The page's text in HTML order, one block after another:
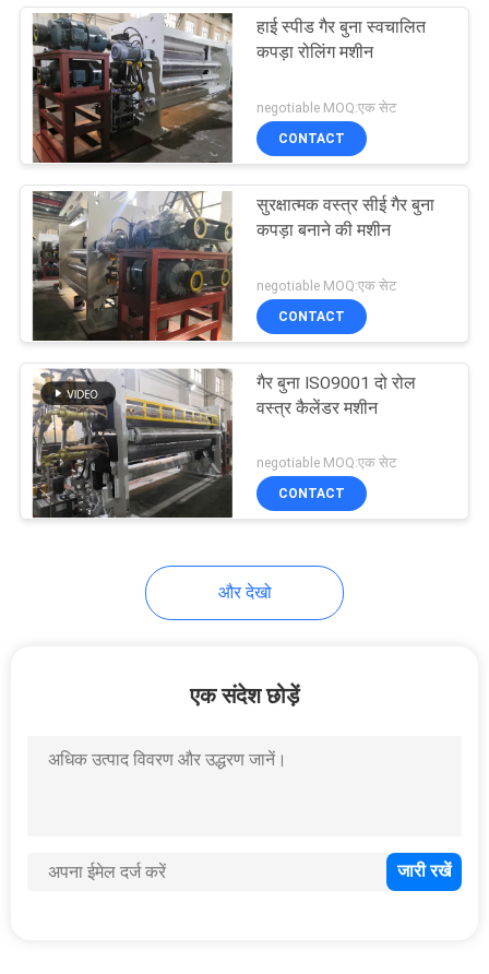
फैब्रिक एम्बॉसिंग मशीन
20
मेल्टब्लाऊन प्रोडक्शन
लाइन
एसएमएस उत्पादन लाइन
हाई स्पीड गैर बुना स्वचालित
कपड़ा रोलिंग मशीन
negotiable MOQ:एक सेट
CONTACT
सुरक्षात्मक वस्त्र सीई गैर बुना
कपड़ा बनाने की मशीन
negotiable MOQ:एक सेट
CONTACT
गैर बुना ISO9001 दो रोल
वस्त्र कैलेंडर मशीन
negotiable MOQ:एक सेट
CONTACT
और देखो
एक संदेश छोड़ें